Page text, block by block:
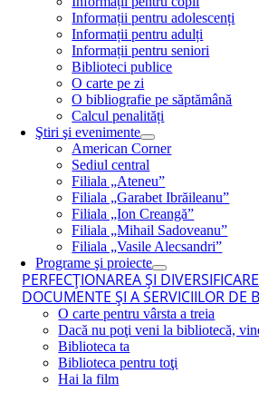
Informații pentru adolescenți
Informații pentru adulți
Informații pentru seniori
Biblioteci publice
O carte pe zi
O bibliografie pe săptămână
Calcul penalități
Ştiri şi evenimente
American Corner
Sediul central
Filiala „Ateneu”
Filiala „Garabet Ibrăileanu”
Filiala „Ion Creangă”
Filiala „Mihail Sadoveanu”
Filiala „Vasile Alecsandri”
Programe şi proiecte
PERFECŢIONAREA ŞI
DOCUMENTE ŞI A SERVICIILOR DE
O carte pentru vârsta a treia
Dacă nu poţi veni la bibliotecă,
Biblioteca ta
Biblioteca pentru toţi
Hai la film